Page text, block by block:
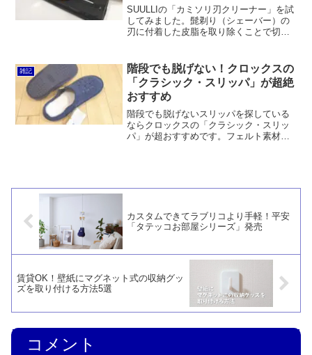
SUULLIの「カミソリ刃クリーナー」を試
してみました。髭剃り（シェーバー）の
刃に付着した皮脂を取り除くことで切れ
3ヶ月持つようになりました。年間で約
2,400円の節約です。
雑記
階段でも脱げない！クロックスの
「クラシック・スリッパ」が超絶
おすすめ
階段でも脱げないスリッパを探している
ならクロックスの「クラシック・スリッ
パ」が超おすすめです。フェルト素材で
カスタムできてラブリコより手軽！平安
「タテッコお部屋シリーズ」発売
賃貸OK！壁紙にマグネット式の収納グッ
ズを取り付ける方法5選
コメント